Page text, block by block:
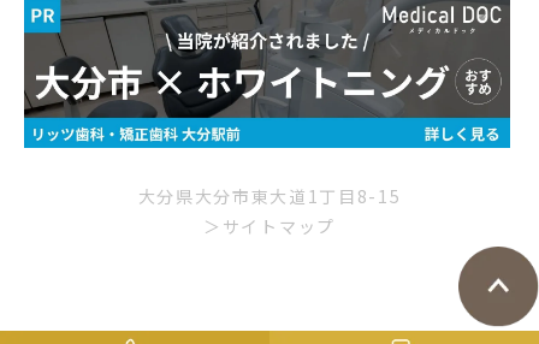
大分県大分市東大道1丁目8-15
＞サイトマップ